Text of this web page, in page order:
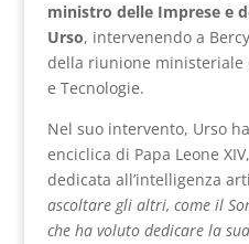
ministro delle Imprese e
Urso, intervenendo a
della riunione ministeriale
e Tecnologie.
Nel suo intervento, Urso
enciclica di Papa Leone
dedicata all’intelligenza
ascoltare gli altri, come il
che ha voluto dedicare la